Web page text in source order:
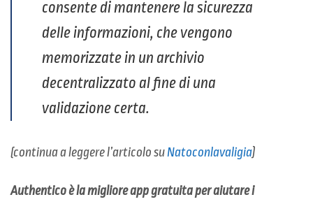
consente di mantenere la sicurezza
delle informazioni, che vengono
memorizzate in un archivio
decentralizzato al fine di una
validazione certa.
(continua a leggere l’articolo suNatoconlavaligia)
Authentico è la migliore app gratuita per aiutare i